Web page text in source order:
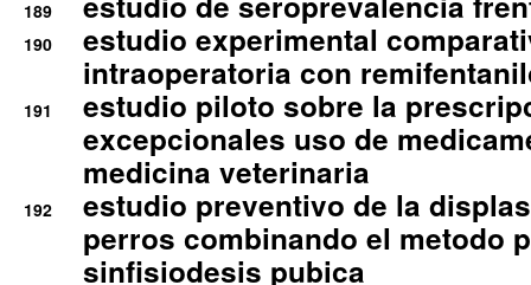
189
190
estudio experimental
intraoperatoria con
191
estudio piloto sobre la
excepcionales uso de
medicina veterinaria
192
estudio preventivo de la
perros combinando el metodo
sinfisiodesis pubica